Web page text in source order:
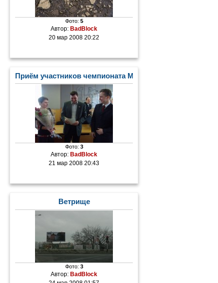
Фото: 5
Автор: BadBlock
20 мар 2008 20:22
Приём участников чемпионата Мира по лыжным
Фото: 3
Автор: BadBlock
21 мар 2008 20:43
Ветрище
Фото: 3
Автор:BadBlock